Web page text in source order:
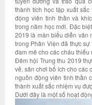
thành tích học tập xuất
động viên tinh thần và
trong năm học mới. Đặc
2019 là màn biểu diễn văn
trong Phân Viện đã thực
đam mê cho các cháu thiếu
Đêm hội Trung thu 2019
vẻ, sân chơi bổ ích cho các
nguồn động viên tinh thần
thành xuất sắc nhiệm vụ
Dưới đây là một số hoạt